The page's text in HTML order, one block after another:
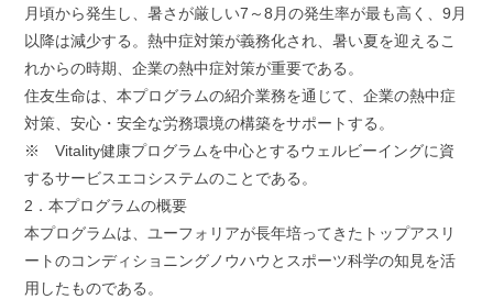
月頃から発生し、暑さが厳しい7～8月の発生率が最も高く、9月
以降は減少する。熱中症対策が義務化され、暑い夏を迎えるこ
れからの時期、企業の熱中症対策が重要である。
住友生命は、本プログラムの紹介業務を通じて、企業の熱中症
対策、安心・安全な労務環境の構築をサポートする。
※ Vitality健康プログラムを中心とするウェルビーイングに資
するサービスエコシステムのことである。
2．本プログラムの概要
本プログラムは、ユーフォリアが長年培ってきたトップアスリ
ートのコンディショニングノウハウとスポーツ科学の知見を活
用したものである。